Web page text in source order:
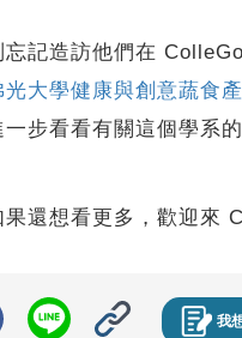
忘記造訪他們在
光大學健康與創意蔬食
一步看看有關這個學系
果還想看更多，歡迎來
我